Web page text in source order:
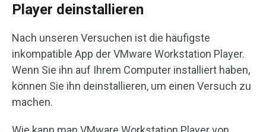
Player deinstallieren
Nach unseren Versuchen ist die häufigste
inkompatible App der VMware Workstation Player.
Wenn Sie ihn auf Ihrem Computer installiert haben,
können Sie ihn deinstallieren, um einen Versuch zu
machen.